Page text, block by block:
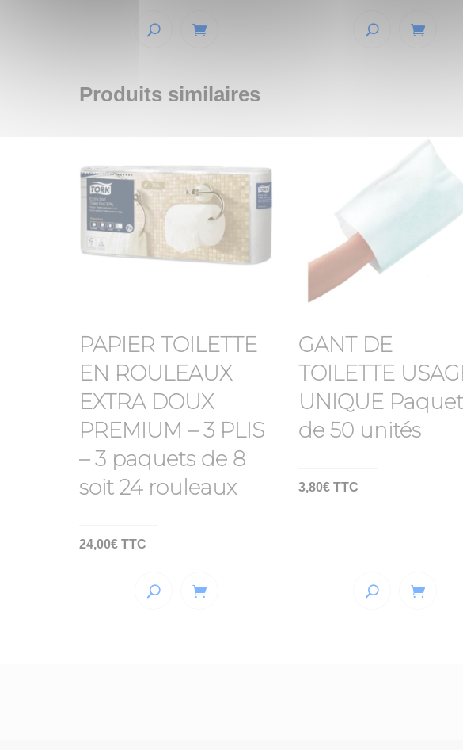
Produits similaires
PAPIER TOILETTE
EN ROULEAUX
EXTRA DOUX
PREMIUM – 3 PLIS
– 3 paquets de 8
soit 24 rouleaux
24,00€ TTC
GANT DE
TOILETTE
UNIQUE
de 50 unités
3,80€ TTC